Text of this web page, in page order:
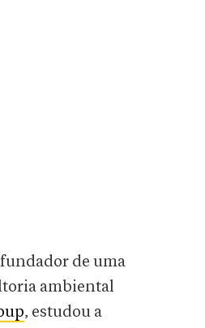
de uma
ambiental
, estudou a